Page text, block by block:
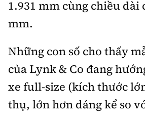
1.931 mm cùng chiều dài
mm.
Những con số cho thấy
của Lynk & Co đang
xe full-size (kích thước
thụ, lớn hơn đáng kể so